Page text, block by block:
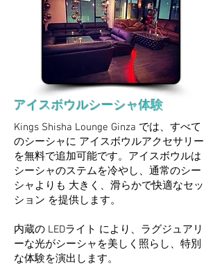
アイスボウルシーシャ体験
Kings Shisha Lounge Ginza では、すべて
のシーシャに アイスボウルアクセサリー
を無料で追加可能です。アイスボウルは
シーシャのステムを冷やし、通常のシー
シャよりも 大きく、滑らかで快適なセッ
ション を提供します。
内蔵の LEDライト により、ラグジュアリ
ーな光がシーシャを美しく照らし、特別
な体験を演出します。